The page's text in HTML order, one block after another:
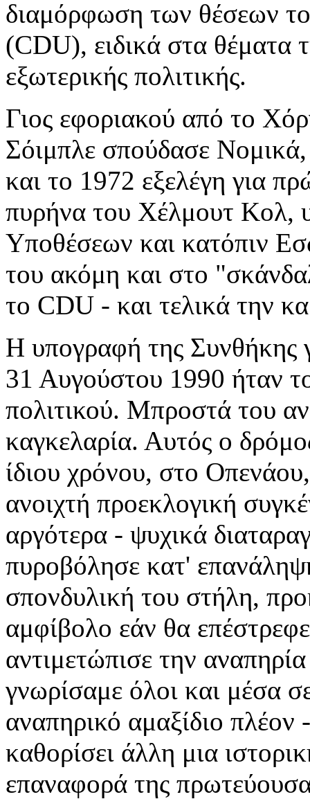
διαμόρφωση των θέσεων
(CDU), ειδικά στα θέματα
εξωτερικής πολιτικής.
Γιος εφοριακού από το
Σόιμπλε σπούδασε Νομικά,
και το 1972 εξελέγη για
πυρήνα του Χέλμουτ Κολ,
Υποθέσεων και κατόπιν
του ακόμη και στο
το CDU - και τελικά την
Η υπογραφή της Συνθήκης
31 Αυγούστου 1990 ήταν
πολιτικού. Μπροστά του
καγκελαρία. Αυτός ο
ίδιου χρόνου, στο
ανοιχτή προεκλογική
αργότερα - ψυχικά
πυροβόλησε κατ'
σπονδυλική του στήλη,
αμφίβολο εάν θα
αντιμετώπισε την
γνωρίσαμε όλοι και μέσα
αναπηρικό αμαξίδιο
καθορίσει άλλη μια
επαναφορά της